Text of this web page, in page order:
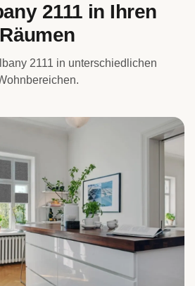
2111 in Ihren
Räumen
2111 in unterschiedlichen